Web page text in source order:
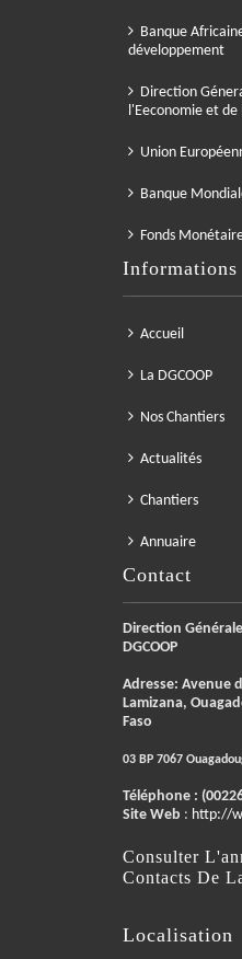
Banque
développement
Direction
l'Eeconomie et
Union
Banque
Fonds
Informations
Accueil
La DGCOOP
Nos Chantiers
Actualités
Chantiers
Annuaire
Contact
Direction
DGCOOP
Adresse: Avenue
Lamizana,
Faso
03 BP 7067
Téléphone :
Site Web : http://
Consulter
Contacts De
Localisation